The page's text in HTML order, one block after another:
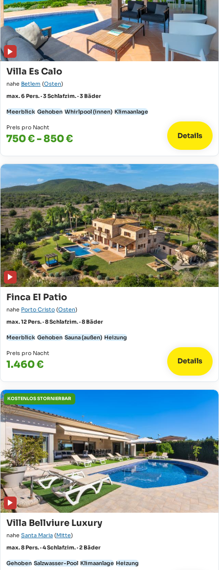
Villa Es Calo
nahe Betlem (Osten)
max. 6 Pers. · 3 Schlafzim. · 3 Bäder
Meerblick Gehoben Whirlpool (innen) Klimaanlage
Preis pro Nacht
750 € - 850 € Details
Finca El Patio
nahe Porto Cristo (Osten)
max. 12 Pers. · 8 Schlafzim. · 8 Bäder
Meerblick Gehoben Sauna (außen) Heizung
Preis pro Nacht
1.460 € Details
KOSTENLOS STORNIERBAR
Villa Bellviure Luxury
nahe Santa Maria (Mitte)
max. 8 Pers. · 4 Schlafzim. · 2 Bäder
Gehoben Salzwasser-Pool Klimaanlage Heizung